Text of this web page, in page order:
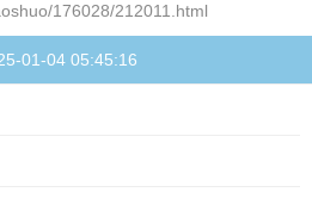
176028/212011.html
01-04 05:45:16